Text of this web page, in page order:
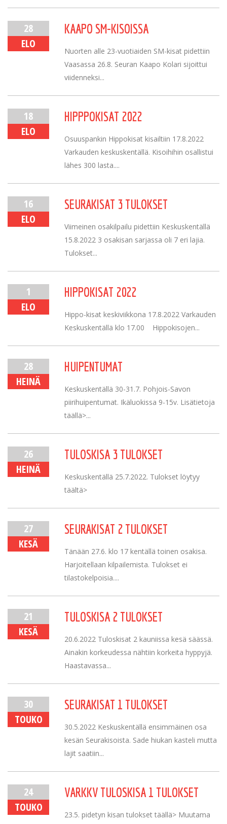
28
ELO
KAAPO SM-KISOISSA
Nuorten alle 23-vuotiaiden SM-kisat pidettiin
Vaasassa 26.8. Seuran Kaapo Kolari sijoittui
viidenneksi...
18
ELO
HIPPPOKISAT 2022
Osuuspankin Hippokisat kisailtiin 17.8.2022
Varkauden keskuskentällä. Kisoihihin osallistui
lähes 300 lasta....
16
ELO
SEURAKISAT 3 TULOKSET
Viimeinen osakilpailu pidettiin Keskuskentällä
15.8.2022 3 osakisan sarjassa oli 7 eri lajia.
Tulokset...
1
ELO
HIPPOKISAT 2022
Hippo-kisat keskiviikkona 17.8.2022 Varkauden
Keskuskentällä klo 17.00 Hippokisojen...
28
HEINÄ
HUIPENTUMAT
Keskuskentällä 30-31.7. Pohjois-Savon
piirihuipentumat. Ikäluokissa 9-15v. Lisätietoja
täällä>...
26
HEINÄ
TULOSKISA 3 TULOKSET
Keskuskentällä 25.7.2022. Tulokset löytyy
täältä>
27
KESÄ
SEURAKISAT 2 TULOKSET
Tänään 27.6. klo 17 kentällä toinen osakisa.
Harjoitellaan kilpailemista. Tulokset ei
tilastokelpoisia....
21
KESÄ
TULOSKISA 2 TULOKSET
20.6.2022 Tuloskisat 2 kauniissa kesä säässä.
Ainakin korkeudessa nähtiin korkeita hyppyjä.
Haastavassa...
30
TOUKO
SEURAKISAT 1 TULOKSET
30.5.2022 Keskuskentällä ensimmäinen osa
kesän Seurakisoista. Sade hiukan kasteli mutta
lajit saatiin...
24
TOUKO
VARKKV TULOSKISA 1 TULOKSET
23.5. pidetyn kisan tulokset täällä> Muutama